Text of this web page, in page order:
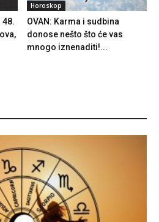
48.
Horoskop
OVAN: Karma i sudbina
donose nešto što će vas
mnogo iznenaditi!...